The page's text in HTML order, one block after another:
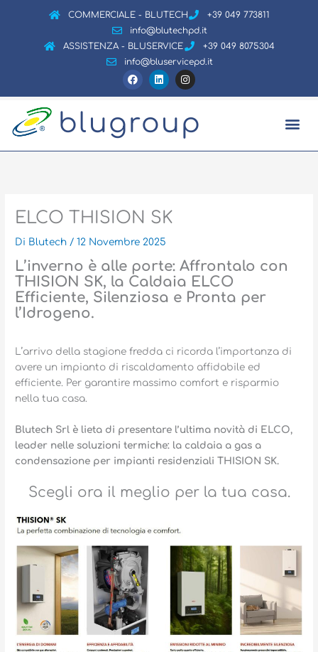
COMMERCIALE - BLUTECH
+39 049 773811
info@blutechpd.it
ASSISTENZA - BLUSERVICE
+39 049 8075304
info@bluservicepd.it
F
a
o
o
L
i
d
I
n
g
r
m
blugroup
ELCO THISION SK
Di Blutech/12 Novembre 2025
L’inverno è alle porte: Affrontalo con
THISION SK, la Caldaia ELCO
Efficiente, Silenziosa e Pronta per
l’Idrogeno.
L’arrivo della stagione fredda ci ricorda l’importanza di
avere un impianto di riscaldamento affidabile ed
efficiente. Per garantire massimo comfort e risparmio
nella tua casa.
Blutech Srl è lieta di presentare l’ultima novità di ELCO,
leader nelle soluzioni termiche: la caldaia a gas a
condensazione per impianti residenziali THISION SK.
Scegli ora il meglio per la tua casa.